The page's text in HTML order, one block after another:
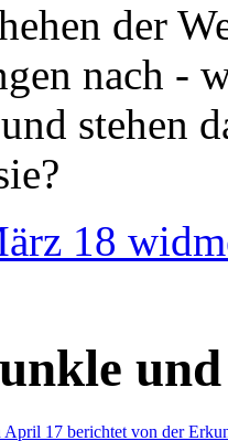
der
nach -
stehen
18
17 berichtet von der